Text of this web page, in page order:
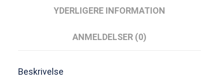
YDERLIGERE INFORMATION
ANMELDELSER (0)
Beskrivelse